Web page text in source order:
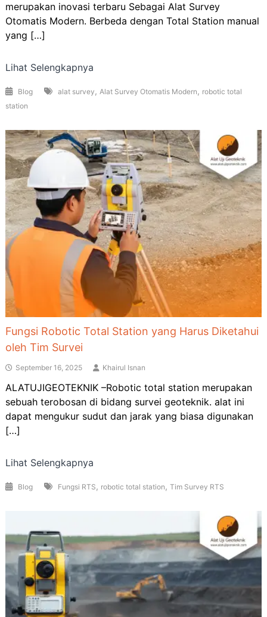
merupakan inovasi terbaru Sebagai Alat Survey
Otomatis Modern. Berbeda dengan Total Station manual
yang […]
Lihat Selengkapnya
Blog alat survey , Alat Survey Otomatis Modern , robotic total
station
Fungsi Robotic Total Station yang Harus Diketahui
oleh Tim Survei
September 16, 2025 Khairul Isnan
ALATUJIGEOTEKNIK –Robotic total station merupakan
sebuah terobosan di bidang survei geoteknik. alat ini
dapat mengukur sudut dan jarak yang biasa digunakan
[…]
Lihat Selengkapnya
Blog Fungsi RTS , robotic total station , Tim Survey RTS